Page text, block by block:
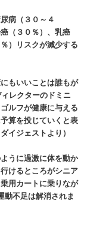
病（３０～４
（３０％）、乳癌
）リスクが減少する
もいいことは誰もが
レクターのドミニ
ルフが健康に与える
算を投じていくと表
イジェストより）
うに過激に体を動か
けるところがシニア
用カートに乗りなが
動不足は解消されま